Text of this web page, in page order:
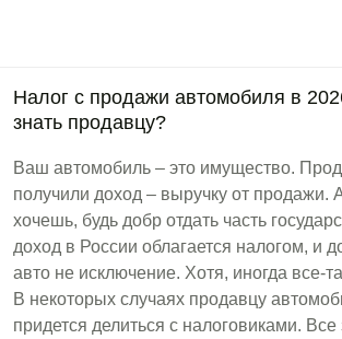
Налог с продажи автомобиля в
знать продавцу?
Ваш автомобиль – это имущество.
получили доход – выручку от продажи.
хочешь, будь добр отдать часть
доход в России облагается налогом, и
авто не исключение. Хотя, иногда все-
В некоторых случаях продавцу
придется делиться с налоговиками. Все